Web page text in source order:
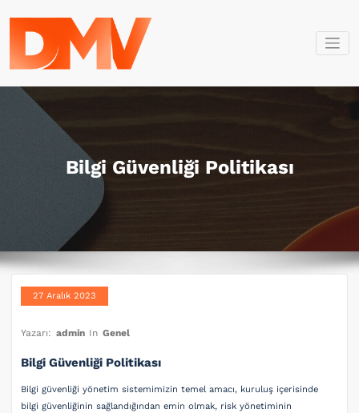
Dmv Bilişim
Bilgi Güvenliği Politikası
27 Aralık 2023
Yazarı: admin In Genel
Bilgi Güvenliği Politikası
Bilgi güvenliği yönetim sistemimizin temel amacı, kuruluş içerisinde
bilgi güvenliğinin sağlandığından emin olmak, risk yönetiminin